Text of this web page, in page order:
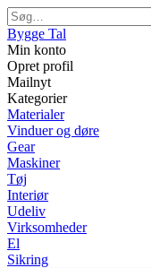
Bygge Tal
Min konto
Opret profil
Mailnyt
Kategorier
Materialer
Vinduer og døre
Gear
Maskiner
Tøj
Interiør
Udeliv
Virksomheder
El
Sikring